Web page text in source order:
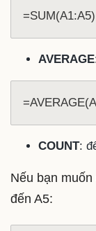
=SUM(A1:A5)
AVERAGE
COUNT:
Nếu bạn
đến A5: